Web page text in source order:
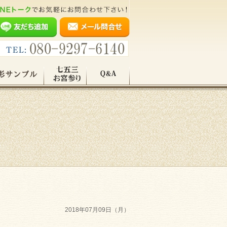
2018年07月09日（月）